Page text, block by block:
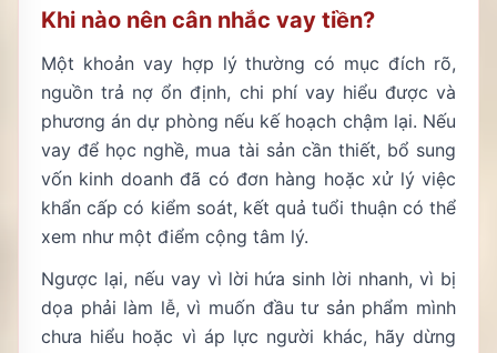
Khi nào nên cân nhắc vay tiền?
Một khoản vay hợp lý thường có mục đích rõ,
nguồn trả nợ ổn định, chi phí vay hiểu được và
phương án dự phòng nếu kế hoạch chậm lại. Nếu
vay để học nghề, mua tài sản cần thiết, bổ sung
vốn kinh doanh đã có đơn hàng hoặc xử lý việc
khẩn cấp có kiểm soát, kết quả tuổi thuận có thể
xem như một điểm cộng tâm lý.
Ngược lại, nếu vay vì lời hứa sinh lời nhanh, vì bị
dọa phải làm lễ, vì muốn đầu tư sản phẩm mình
chưa hiểu hoặc vì áp lực người khác, hãy dừng